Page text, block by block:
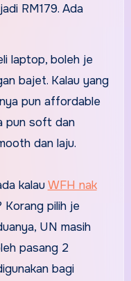
RM179. Ada
laptop, boleh je
bajet. Kalau yang
pun affordable
pun soft dan
dan laju.
kalauWFH nak
Korang pilih je
UN masih
pasang 2
bagi